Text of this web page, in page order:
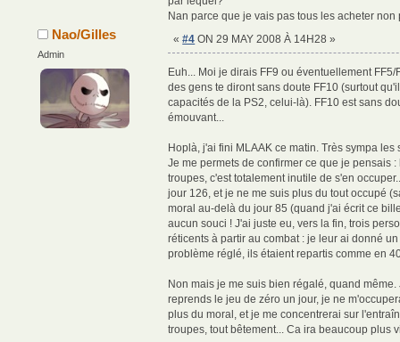
Nan parce que je vais pas tous les acheter
Nao/Gilles
Admin
«#4 ON 29 MAY 2008 À 14H28 »
Euh... Moi je dirais FF9 ou éventuellement
des gens te diront sans doute FF10 (surtout
capacités de la PS2, celui-là). FF10 est sans
émouvant...
Hoplà, j'ai fini MLAAK ce matin. Très sympa les
Je me permets de confirmer ce que je pensais
troupes, c'est totalement inutile de s'en
jour 126, et je ne me suis plus du tout occupé
moral au-delà du jour 85 (quand j'ai écrit ce
aucun souci ! J'ai juste eu, vers la fin, trois
réticents à partir au combat : je leur ai donné
problème réglé, ils étaient repartis comme en
Non mais je me suis bien régalé, quand
reprends le jeu de zéro un jour, je ne
plus du moral, et je me concentrerai sur
troupes, tout bêtement... Ca ira beaucoup plus